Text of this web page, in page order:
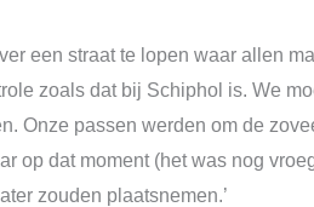
een straat te lopen waar allen
zoals dat bij Schiphol is. We
Onze passen werden om de
op dat moment (het was nog
zouden plaatsnemen.’